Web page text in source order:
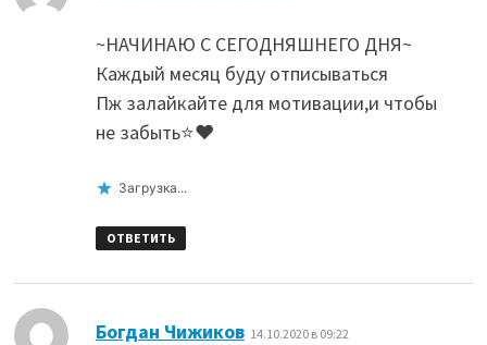
~НАЧИНАЮ С СЕГОДНЯШНЕГО ДНЯ~
Каждый месяц буду отписываться
Пж залайкайте для мотивации,и чтобы
не забыть⭐♥️
Загрузка...
ОТВЕТИТЬ
Богдан Чижиков: 14.10.2020 в 09:22